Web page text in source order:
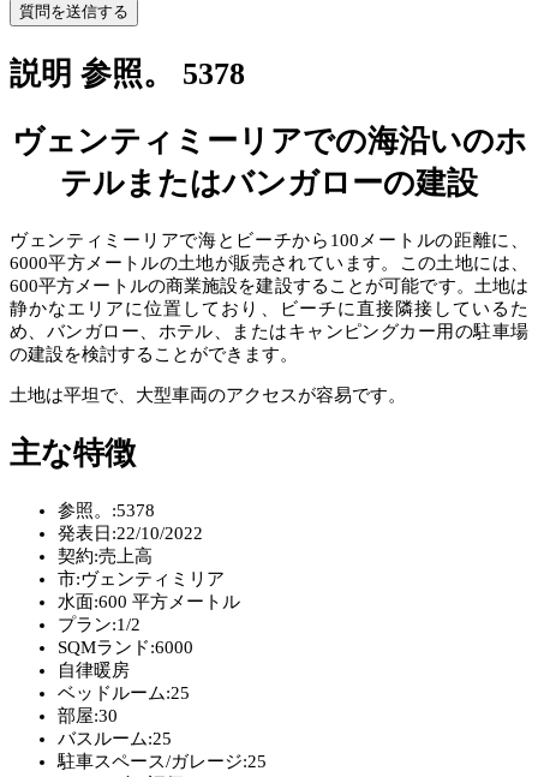
質問を送信する
説明 参照。 5378
ヴェンティミーリアでの海沿いのホ
テルまたはバンガローの建設
ヴェンティミーリアで海とビーチから100メートルの距離に、
6000平方メートルの土地が販売されています。この土地には、
600平方メートルの商業施設を建設することが可能です。土地は
静かなエリアに位置しており、ビーチに直接隣接しているた
め、バンガロー、ホテル、またはキャンピングカー用の駐車場
の建設を検討することができます。
土地は平坦で、大型車両のアクセスが容易です。
主な特徴
参照。:5378
発表日:22/10/2022
契約:売上高
市:ヴェンティミリア
水面:600 平方メートル
プラン:1/2
SQMランド:6000
自律暖房
ベッドルーム:25
部屋:30
バスルーム:25
駐車スペース/ガレージ:25